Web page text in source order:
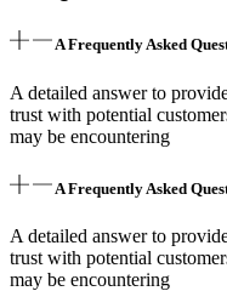
A Frequently Asked
A detailed answer to
trust with potential
may be encountering
A Frequently Asked
A detailed answer to
trust with potential
may be encountering